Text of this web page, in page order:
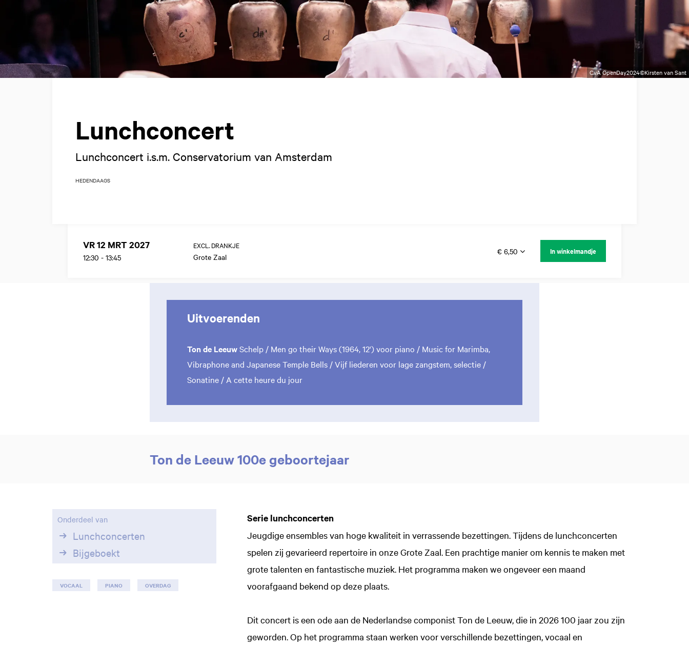
CvA OpenDay2024©Kirsten van Sant
Lunchconcert
Lunchconcert i.s.m. Conservatorium van Amsterdam
HEDENDAAGS
VR 12 MRT 2027
12:30 - 13:45
EXCL. DRANKJE
Grote Zaal
€ 6,50 In winkelmandje
Uitvoerenden
Ton de LeeuwSchelp / Men go their Ways (1964, 12') voor piano / Music for Marimba,
Vibraphone and Japanese Temple Bells / Vijf liederen voor lage zangstem, selectie /
Sonatine / A cette heure du jour
Ton de Leeuw 100e geboortejaar
Serie lunchconcerten
Jeugdige ensembles van hoge kwaliteit in verrassende bezettingen. Tijdens de lunchconcerten
spelen zij gevarieerd repertoire in onze Grote Zaal. Een prachtige manier om kennis te maken met
grote talenten en fantastische muziek. Het programma maken we ongeveer een maand
voorafgaand bekend op deze plaats.
Dit concert is een ode aan de Nederlandse componist Ton de Leeuw, die in 2026 100 jaar zou zijn
geworden. Op het programma staan werken voor verschillende bezettingen, vocaal en
Onderdeel van
Lunchconcerten
Bijgeboekt
VOCAAL PIANO OVERDAG
Inzoomen